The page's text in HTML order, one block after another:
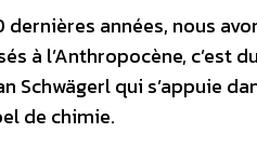
années, nous
à l’Anthropocène,
Schwägerl qui s’appuie
de chimie.